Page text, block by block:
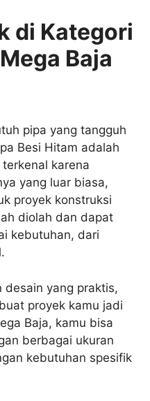
di Kategori
Baja
pipa yang tangguh
Besi Hitam adalah
karena
yang luar biasa,
proyek konstruksi
diolah dan dapat
kebutuhan, dari
desain yang praktis,
proyek kamu jadi
Baja, kamu bisa
berbagai ukuran
kebutuhan spesifik